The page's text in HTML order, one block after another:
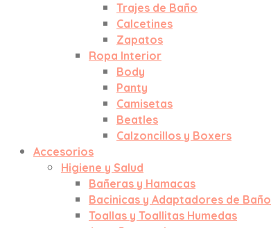
Trajes de Baño
Calcetines
Zapatos
Ropa Interior
Body
Panty
Camisetas
Beatles
Calzoncillos y Boxers
Accesorios
Higiene y Salud
Bañeras y Hamacas
Bacinicas y Adaptadores de Baño
Toallas y Toallitas Humedas